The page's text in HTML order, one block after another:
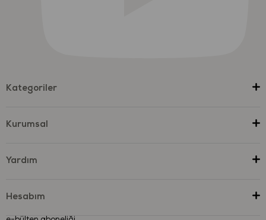
Kategoriler
Kurumsal
Yardım
Hesabım